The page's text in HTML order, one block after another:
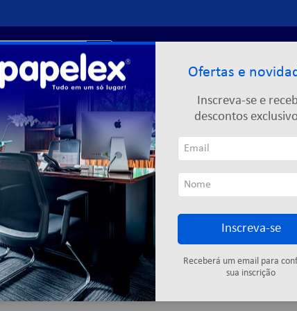
Limpeza Informática
Fitas adesivas Descartáveis Colas
5produtos
Ofertas e
Inscreva-se e
descontos
Inscreva-se
Receberá um email para
sua inscrição